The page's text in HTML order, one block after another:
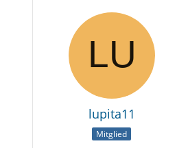
lupita11
Mitglied